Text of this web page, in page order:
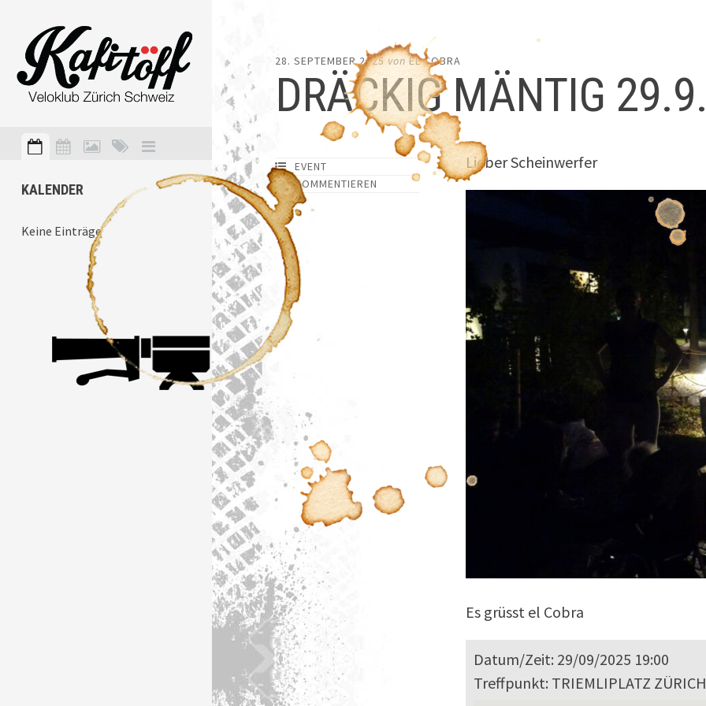
KALENDER
Keine Einträge
28. SEPTEMBER 2025vonEL COBRA
DRÄCKIG MÄNTIG
EVENT
KOMMENTIEREN
Lieber Scheinwerfer
Es grüsst el Cobra
Datum/Zeit: 29/09/2025 19:00
Treffpunkt: TRIEMLIPLATZ